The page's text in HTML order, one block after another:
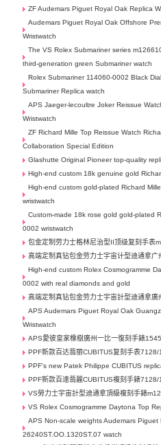
ZF Audemars Piguet Royal Oak Replica
Audemars Piguet Royal Oak Offshore
Wristwatch
The VS Rolex Submariner series
third-generation green Submariner watch
Rolex Submariner 114060-0002 Black
Submariner Replica watch
APS Jaeger-lecoultre Joker Reissue
Wristwatch
ZF Richard Mille Top Reissue Watch
Collaboration Special Edition
Glashutte Original Pioneer top-quality
High-end custom 18k genuine gold
High-end custom gold-plated Richard
wristwatch
Custom-made 18k rose gold gold-plated
0002 wristwatch
包金定制劳力士格林尼治型II顶级复刻手表
高端定制真钻包金劳力士宇宙计型迪通拿
High-end custom Rolex Cosmogramme
0002 with real diamonds and gold
高端定制真钻包金劳力士宇宙計型迪通拿
APS Audemars Piguet Royal Oak
Wristwatch
APS愛彼皇家橡樹廣州一比一復刻手錶
PPF新款百达翡丽CUBITUS复刻手表7128/
PPF's new Patek Philippe CUBITUS
PPF新款百達翡麗CUBITUS複刻手錶7128/
VS勞力士宇宙計型迪通拿頂級複刻手錶
VS Rolex Cosmogramme Daytona Top
APS Non-scale weights Audemars
26240ST.OO.1320ST.07 watch